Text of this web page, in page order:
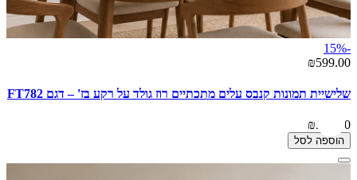
-15%
₪599.00
שלישיית תמונות קנבס עלים מתכתיים רוז גולד על רקע בז' – דגם FT782
₪599.00
הוספה לסל